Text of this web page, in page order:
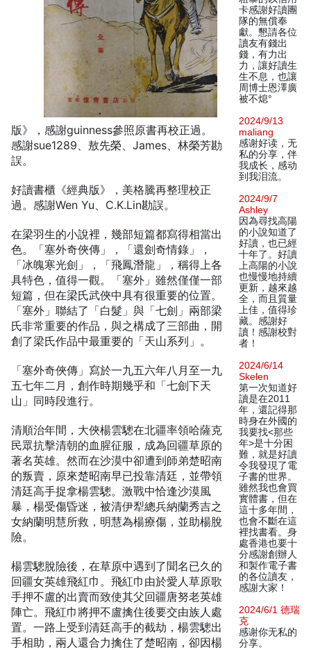
版》，感謝guinness參照原書再校正過。
感謝sue1289、敖先榮、James、林榮芳勘
誤。
好讀書櫃《經典版》，美格騰再整理校正
過。感謝Wen Yu、C.K.Lin勘誤。
在梁羽生的小說裡，幾部短篇都寫得相當出
色。「塞外奇俠傳」，「還劍奇情錄」，
「冰魄寒光劍」，「飛鳳潛龍」，稱得上各
具特色，值得一觀。「塞外」雖然僅僅一部
短篇，但在梁氏武俠中具有很重要的位置。
「塞外」聯結了「白髮」與「七劍」兩部梁
氏非常重要的作品，與之構成了三部曲，開
創了梁氏作品中最重要的「天山系列」。
「塞外奇俠傳」寫於一九五六年八月至一九
五七年二月，創作時期幾乎和「七劍下天
山」同時段進行。
清順治年間，大俠楊雲驄在北疆率領哈薩克
民眾抗擊清朝的血腥征服，成為回疆草原的
著名英雄。然而在沙漠中卻遭到師弟楚昭南
的叛賣，原來楚昭南早已投靠清廷，並帶領
清廷高手捉拿楊雲驄。激戰中恰逢沙漠風
暴，楊受傷昏迷，被清伊犁總兵納蘭秀吉之
女納蘭明慧所救，明慧為楊療傷，並助楊脫
險。
楊雲驄脫險後，在草原中遇到了聞名已久的
回疆女英雄飛紅巾。飛紅巾由於愛人草原歌
手押不盧的出賣而致使其父回疆唐努老英雄
陣亡。飛紅巾將押不盧擒住後要交由族人處
置。一路上受到清廷高手的截劫，楊雲驄出
手相助，兩人還合力擒住了楚昭南，卻因楊
卡感謝好讀團
隊的無償奉
獻。懇請各位
讀友有錢出
錢，有力出
力，讓好讀生
生不息，也讓
周博士恩澤廣
被不熄°
2024/9/13
maliang
感谢好读，无
私的分享，伴
我成长，感动
到我泪流。
2024/9/7
Ashley
因為尋找高陽
的小說知道了
好讀，也已經
十年了。好讀
上高陽的小說
也慢慢地持續
更新，越來越
全，而且質量
上佳，值得珍
藏。感謝好
讀！感謝校對
者！
2024/6/14
Skelen
第一次知道好
讀是在2011
年，還記得那
時身在外國的
我要找<那些
年>是十分困
難，就是好讀
令我發現了電
子書的世界。
雖然我也會買
實體書，但在
這十多年間，
也會不斷在這
裡找書看。身
處香港也要十
分感謝創辦人
和製作電子書
的各位讀友，
感謝大家！
2024/6/1 德瑞
克
感谢你无私的
分享。